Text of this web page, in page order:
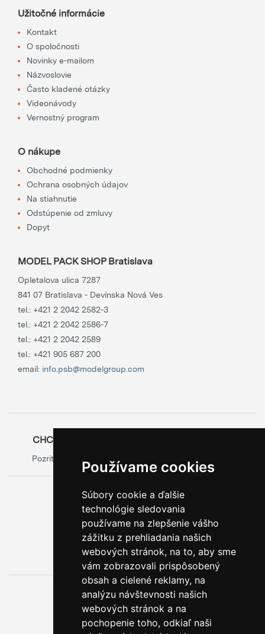
Používame cookies
Súbory cookie a ďalšie
technológie sledovania
používame na zlepšenie vášho
zážitku z prehliadania našich
webových stránok, na to, aby sme
vám zobrazovali prispôsobený
obsah a cielené reklamy, na
analýzu návštevnosti našich
webových stránok a na
pochopenie toho, odkiaľ naši
Užitočné informácie
Kontakt
O spoločnosti
Novinky e-mailom
Názvoslovie
Často kladené otázky
Videonávody
Vernostný program
O nákupe
Obchodné podmienky
Ochrana osobných údajov
Na stiahnutie
Odstúpenie od zmluvy
Dopyt
MODEL PACK SHOP Bratislava
Opletalova ulica 7287
841 07 Bratislava - Devínska Nová Ves
tel.: +421 2 2042 2582-3
tel.: +421 2 2042 2586-7
tel.: +421 2 2042 2589
tel.: +421 905 687 200
email: info.psb@modelgroup.com
CHCETE SA O OBALOCH DOZVEDIEŤ VIAC?
Pozrite si oficiálny web výrobcu obalov
0800 888 123
BEZPLATNÁ INFOLINKA